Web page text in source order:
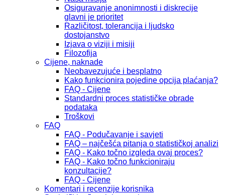
Osiguravanje anonimnosti i diskrecije
glavni je prioritet
Različitost, tolerancija i ljudsko
dostojanstvo
Izjava o viziji i misiji
Filozofija
Cijene, naknade
Neobavezujuće i besplatno
Kako funkcionira pojedine opcija plaćanja?
FAQ - Cijene
Standardni proces statističke obrade
podataka
Troškovi
FAQ
FAQ - Podučavanje i savjeti
FAQ – najčešća pitanja o statističkoj analizi
FAQ - Kako točno izgleda ovaj proces?
FAQ - Kako točno funkcioniraju
konzultacije?
FAQ - Cijene
Komentari i recenzije korisnika